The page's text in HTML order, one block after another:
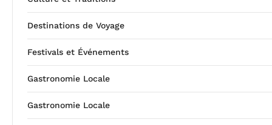
Destinations de Voyage
Festivals et Événements
Gastronomie Locale
Gastronomie Locale